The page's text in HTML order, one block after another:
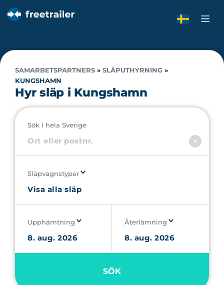
SAMARBETSPARTNERS » SLÄPUTHYRNING »
KUNGSHAMN
Hyr släp i Kungshamn
Sök i hela Sverige
Släpvagnstyper
Upphämtning Återlämning
SÖK